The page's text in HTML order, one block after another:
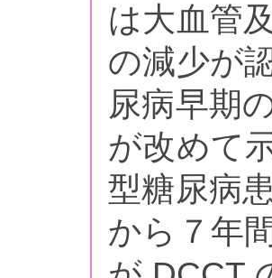
は大血管
の減少が
尿病早期
が改めて
型糖尿病
から７年